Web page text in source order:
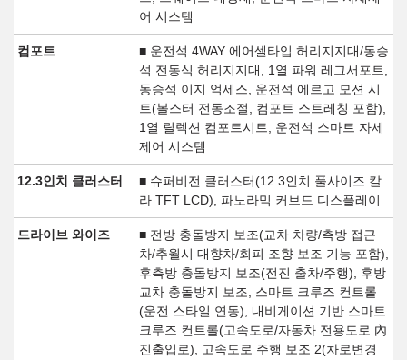
어 시스템
컴포트
■ 운전석 4WAY 에어셀타입 허리지지대/동승
석 전동식 허리지지대, 1열 파워 레그서포트,
동승석 이지 억세스, 운전석 에르고 모션 시
트(볼스터 전동조절, 컴포트 스트레칭 포함),
1열 릴렉션 컴포트시트, 운전석 스마트 자세
제어 시스템
12.3인치 클러스터
■ 슈퍼비전 클러스터(12.3인치 풀사이즈 칼
라 TFT LCD), 파노라믹 커브드 디스플레이
드라이브 와이즈
■ 전방 충돌방지 보조(교차 차량/측방 접근
차/추월시 대향차/회피 조향 보조 기능 포함),
후측방 충돌방지 보조(전진 출차/주행), 후방
교차 충돌방지 보조, 스마트 크루즈 컨트롤
(운전 스타일 연동), 내비게이션 기반 스마트
크루즈 컨트롤(고속도로/자동차 전용도로 內
진출입로), 고속도로 주행 보조 2(차로변경